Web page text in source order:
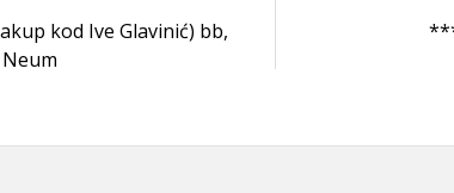
kod Ive Glavinić) bb,
Neum